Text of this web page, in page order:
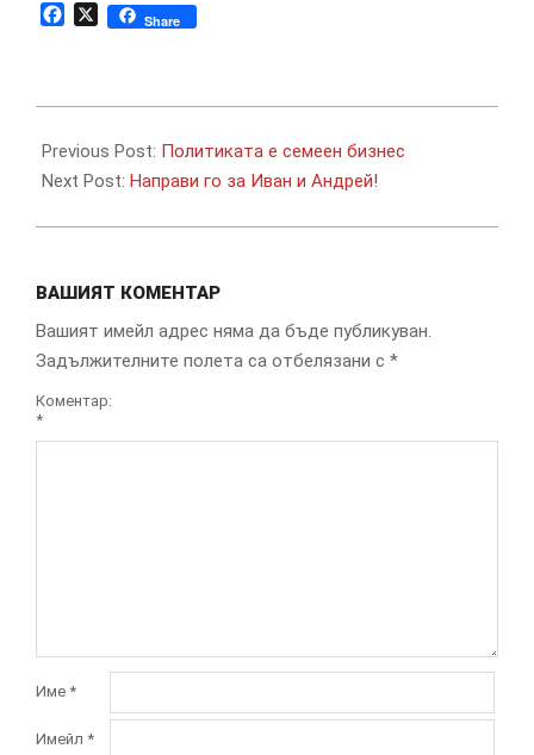
Facebook
X Share
07-
12
Previous Post: Политиката е семеен бизнес
Next Post: Направи го за Иван и Андрей!
ВАШИЯТ КОМЕНТАР
Вашият имейл адрес няма да бъде публикуван.
Задължителните полета са отбелязани с *
Коментар:
*
Име *
Имейл *